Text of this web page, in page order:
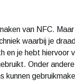
van NFC. Maar
waarbij je
en je hebt hiervoor
Onder
kunnen